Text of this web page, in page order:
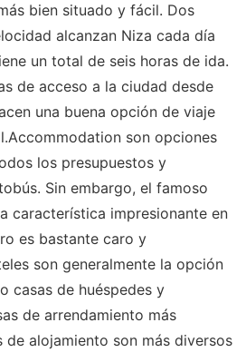
bien situado y fácil. Dos
alcanzan Niza cada día
un total de seis horas de ida.
de acceso a la ciudad desde
una buena opción de viaje
son opciones
los presupuestos y
Sin embargo, el famoso
característica impresionante en
es bastante caro y
son generalmente la opción
casas de huéspedes y
de arrendamiento más
de alojamiento son más diversos